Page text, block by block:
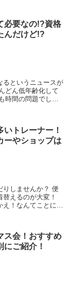
必要なの!?資格
んだけど!?
るというニュースが
トレーナー！
ーやショップは
しませんか？ 便
えるのが大変！
！なんてことにな
ス会！おすすめ
ご紹介！